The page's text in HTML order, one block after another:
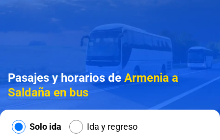
Pasajes y horarios deArmenia a
Saldaña en bus
Solo ida Ida y regreso